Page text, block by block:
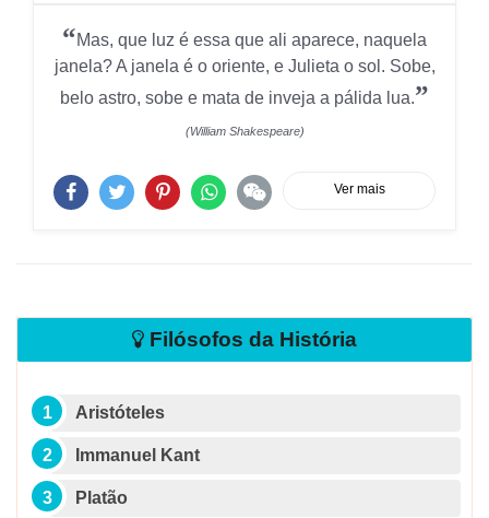
“Mas, que luz é essa que ali aparece, naquela
janela? A janela é o oriente, e Julieta o sol. Sobe,
belo astro, sobe e mata de inveja a pálida lua.”
(William Shakespeare)
Ver mais
Filósofos da História
Aristóteles
Immanuel Kant
Platão